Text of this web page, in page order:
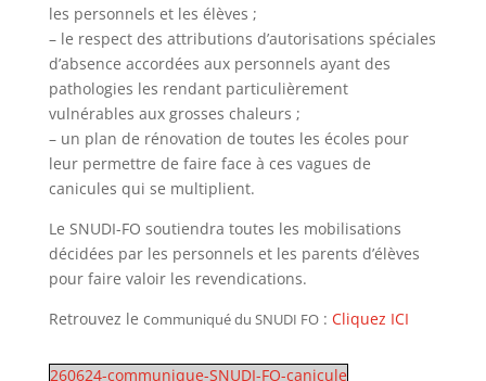
les personnels et les élèves ;
– le respect des attributions d’autorisations spéciales
d’absence accordées aux personnels ayant des
pathologies les rendant particulièrement
vulnérables aux grosses chaleurs ;
– un plan de rénovation de toutes les écoles pour
leur permettre de faire face à ces vagues de
canicules qui se multiplient.
Le SNUDI-FO soutiendra toutes les mobilisations
décidées par les personnels et les parents d’élèves
pour faire valoir les revendications.
Retrouvez le communiqué du SNUDI FO: Cliquez ICI
260624-communique-SNUDI-FO-canicule